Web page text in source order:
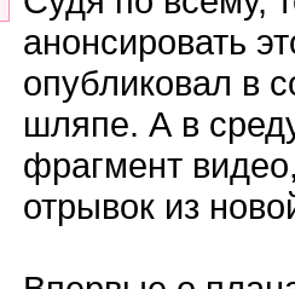
анонсировать
опубликовал в
шляпе. А в
фрагмент
отрывок из